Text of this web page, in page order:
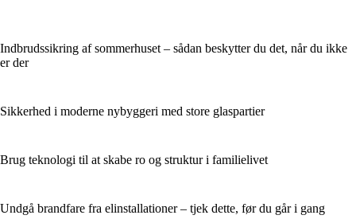
Indbrudssikring af sommerhuset – sådan beskytter du det, når du ikke
er der
Sikkerhed i moderne nybyggeri med store glaspartier
Brug teknologi til at skabe ro og struktur i familielivet
Undgå brandfare fra elinstallationer – tjek dette, før du går i gang